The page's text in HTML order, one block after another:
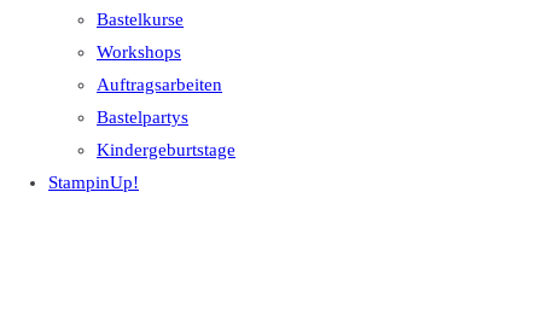
Bastelkurse
Workshops
Auftragsarbeiten
Bastelpartys
Kindergeburtstage
StampinUp!